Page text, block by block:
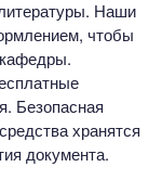
Наши
чтобы
Безопасная
хранятся
документа.